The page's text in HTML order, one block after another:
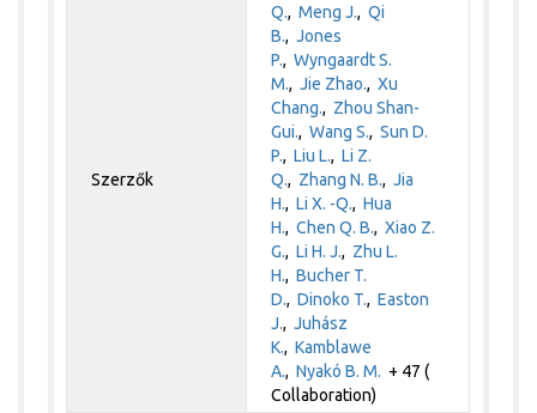
Szerzők
Q.,Meng J.,Qi
B.,Jones
P.,Wyngaardt S.
M.,Jie Zhao.,Xu
Chang., Zhou Shan-
Gui.,Wang S.,Sun D.
P.,Liu L.,Li Z.
Q., Zhang N. B.,Jia
H.,Li X. -Q.,Hua
H.,Chen Q. B.,Xiao Z.
G.,Li H. J., Zhu L.
H.,Bucher T.
D.,Dinoko T.,Easton
J.,Juhász
K.,Kamblawe
A.,Nyakó B. M. + 47 (
Collaboration)